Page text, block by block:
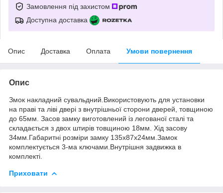
Замовлення під захистом
Доступна доставка
Опис Доставка Оплата Умови повернення
Опис
Змок накладний сувальдний.Використовують для установки
на праві та ліві двері з внутрішньої сторони дверей, товщиною
до 65мм. Засов замку виготовлений із легованої сталі та
складається з двох штирів товщиною 18мм. Хід засову
34мм.Габаритні розміри замку 135x87x24мм.Замок
комплектується 3-ма ключами.Внутрішня задвижка в
комплекті.
Приховати